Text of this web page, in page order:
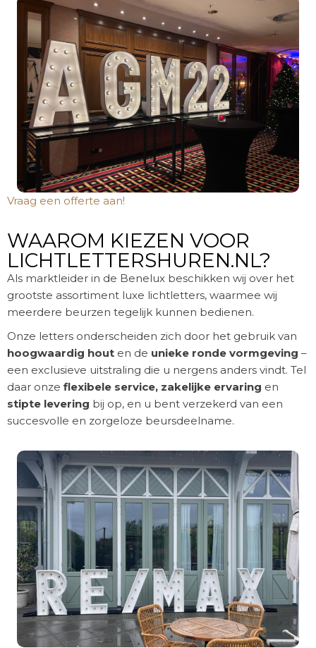
Vraag een offerte aan!
WAAROM KIEZEN VOOR
LICHTLETTERSHUREN.NL?
Als marktleider in de Benelux beschikken wij over het
grootste assortiment luxe lichtletters, waarmee wij
meerdere beurzen tegelijk kunnen bedienen.
Onze letters onderscheiden zich door het gebruik van
hoogwaardig hout en de unieke ronde vormgeving –
een exclusieve uitstraling die u nergens anders vindt. Tel
daar onze flexibele service, zakelijke ervaring en
stipte levering bij op, en u bent verzekerd van een
succesvolle en zorgeloze beursdeelname.